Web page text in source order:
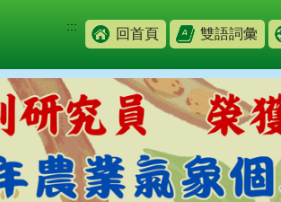
::: 回首頁 雙語詞彙